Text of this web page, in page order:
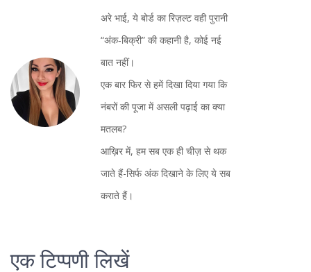
अरे भाई, ये बोर्ड का रिज़ल्ट वही पुरानी
“अंक‑बिक्री” की कहानी है, कोई नई
बात नहीं।
एक बार फिर से हमें दिखा दिया गया कि
नंबरों की पूजा में असली पढ़ाई का क्या
मतलब?
आख़िर में, हम सब एक ही चीज़ से थक
जाते हैं-सिर्फ अंक दिखाने के लिए ये सब
कराते हैं।
एक टिप्पणी लिखें